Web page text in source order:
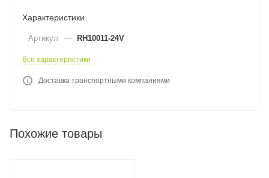
Характеристики
Артикул — RH10011-24V
Все характеристики
Доставка транспортными компаниями
Похожие товары